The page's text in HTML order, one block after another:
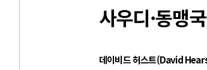
사우디·동맹
데이비드 허스트(David